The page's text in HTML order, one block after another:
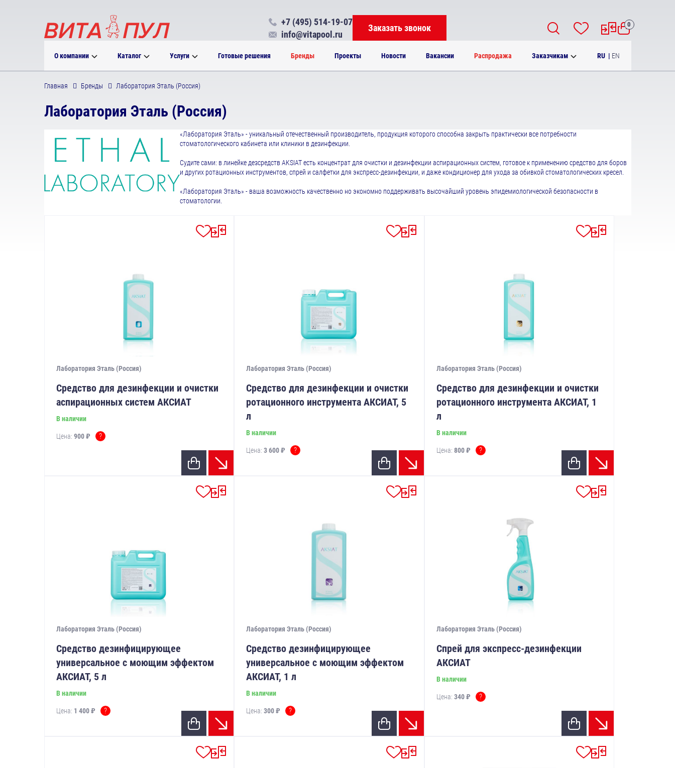
О компании Каталог Услуги Готовые решения Бренды Проекты Новости Вакансии Распродажа Заказчикам RU | EN
+7 (495) 514-19-07
info@vitapool.ru
Заказать звонок 0
Главная Бренды Лаборатория Эталь (Россия)
Лаборатория Эталь (Россия)
«Лаборатория Эталь» - уникальный отечественный производитель, продукция которого способна закрыть практически все потребности
стоматологического кабинета или клиники в дезинфекции.
Судите сами: в линейке дезсредств AKSIAT есть концентрат для очистки и дезинфекции аспирационных систем, готовое к применению средство для боров
и других ротационных инструментов, спрей и салфетки для экспресс-дезинфекции, и даже кондиционер для ухода за обивкой стоматологических кресел.
«Лаборатория Эталь» - ваша возможность качественно но экономно поддерживать высочайший уровень эпидемиологической безопасности в
стоматологии.
Лаборатория Эталь (Россия)
Средство для дезинфекции и очистки
аспирационных систем АКСИАТ
В наличии
Цена: 900 ₽ ?
Лаборатория Эталь (Россия)
Средство для дезинфекции и очистки
ротационного инструмента АКСИАТ, 5
л
В наличии
Цена:3 600 ₽ ?
Лаборатория Эталь (Россия)
Средство для дезинфекции и очистки
ротационного инструмента АКСИАТ, 1
л
В наличии
Цена: 800 ₽ ?
Лаборатория Эталь (Россия)
Средство дезинфицирующее
универсальное с моющим эффектом
АКСИАТ, 5 л
В наличии
Цена: 1 400 ₽ ?
Лаборатория Эталь (Россия)
Средство дезинфицирующее
универсальное с моющим эффектом
АКСИАТ, 1 л
В наличии
Цена:300 ₽ ?
Лаборатория Эталь (Россия)
Спрей для экспресс-дезинфекции
АКСИАТ
В наличии
Цена: 340 ₽ ?